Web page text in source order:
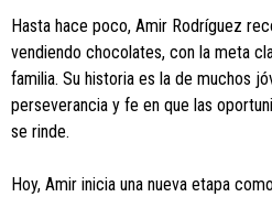
Hasta hace poco, Amir Rodríguez
vendiendo chocolates, con la meta
familia. Su historia es la de muchos
perseverancia y fe en que las
se rinde.
Hoy, Amir inicia una nueva etapa